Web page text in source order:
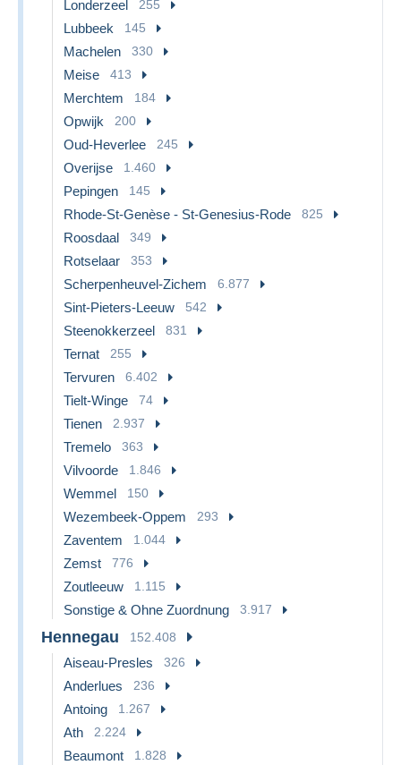
Londerzeel 255
Lubbeek 145
Machelen 330
Meise 413
Merchtem 184
Opwijk 200
Oud-Heverlee 245
Overijse 1.460
Pepingen 145
Rhode-St-Genèse - St-Genesius-Rode 825
Roosdaal 349
Rotselaar 353
Scherpenheuvel-Zichem 6.877
Sint-Pieters-Leeuw 542
Steenokkerzeel 831
Ternat 255
Tervuren 6.402
Tielt-Winge 74
Tienen 2.937
Tremelo 363
Vilvoorde 1.846
Wemmel 150
Wezembeek-Oppem 293
Zaventem 1.044
Zemst 776
Zoutleeuw 1.115
Sonstige & Ohne Zuordnung 3.917
Hennegau 152.408
Aiseau-Presles 326
Anderlues 236
Antoing 1.267
Ath 2.224
Beaumont 1.828